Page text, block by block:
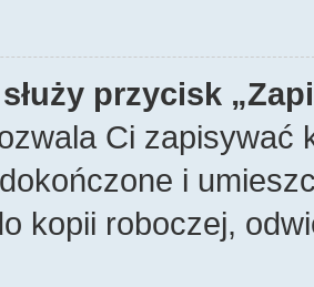
przycisk
Ci zapisywać
i
kopii roboczej,